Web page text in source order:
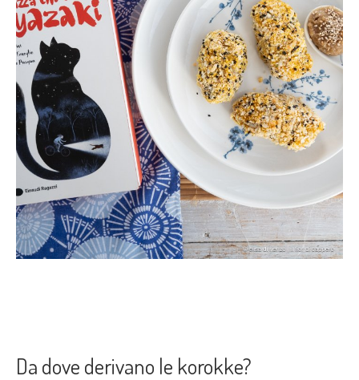
Da dove derivano le korokke?